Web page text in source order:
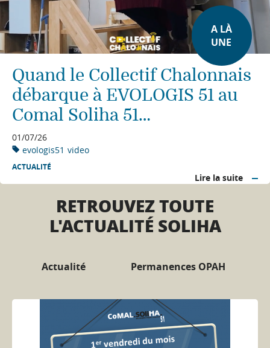
A LÀ
UNE
Quand le Collectif Chalonnais
débarque à EVOLOGIS 51 au
Comal Soliha 51…
01/07/26
evologis51 video
ACTUALITÉ
Lire la suite
RETROUVEZ TOUTE
L'ACTUALITÉ SOLIHA
Actualité Permanences OPAH